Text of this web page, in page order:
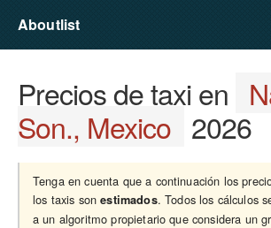
Aboutlist
Precios de taxi en
Son., Mexico 2026
Tenga en cuenta que a continuación los
los taxis sonestimados. Todos los cálculos
a un algoritmo propietario que considera un